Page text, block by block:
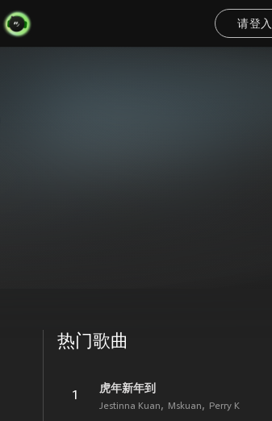
请登入
热门歌曲
1
虎年新年到
Jestinna Kuan Mskuan Perry K